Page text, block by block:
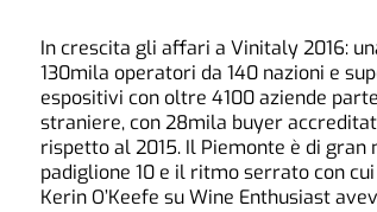
In crescita gli affari a Vinitaly 2016:
130mila operatori da 140 nazioni e
espositivi con oltre 4100 aziende
straniere, con 28mila buyer
rispetto al 2015. Il Piemonte è di
padiglione 10 e il ritmo serrato con
Kerin O’Keefe su Wine Enthusiast